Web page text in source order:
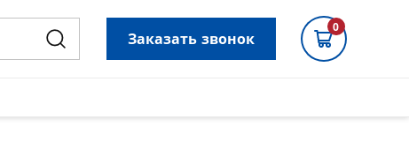
Заказать звонок
0